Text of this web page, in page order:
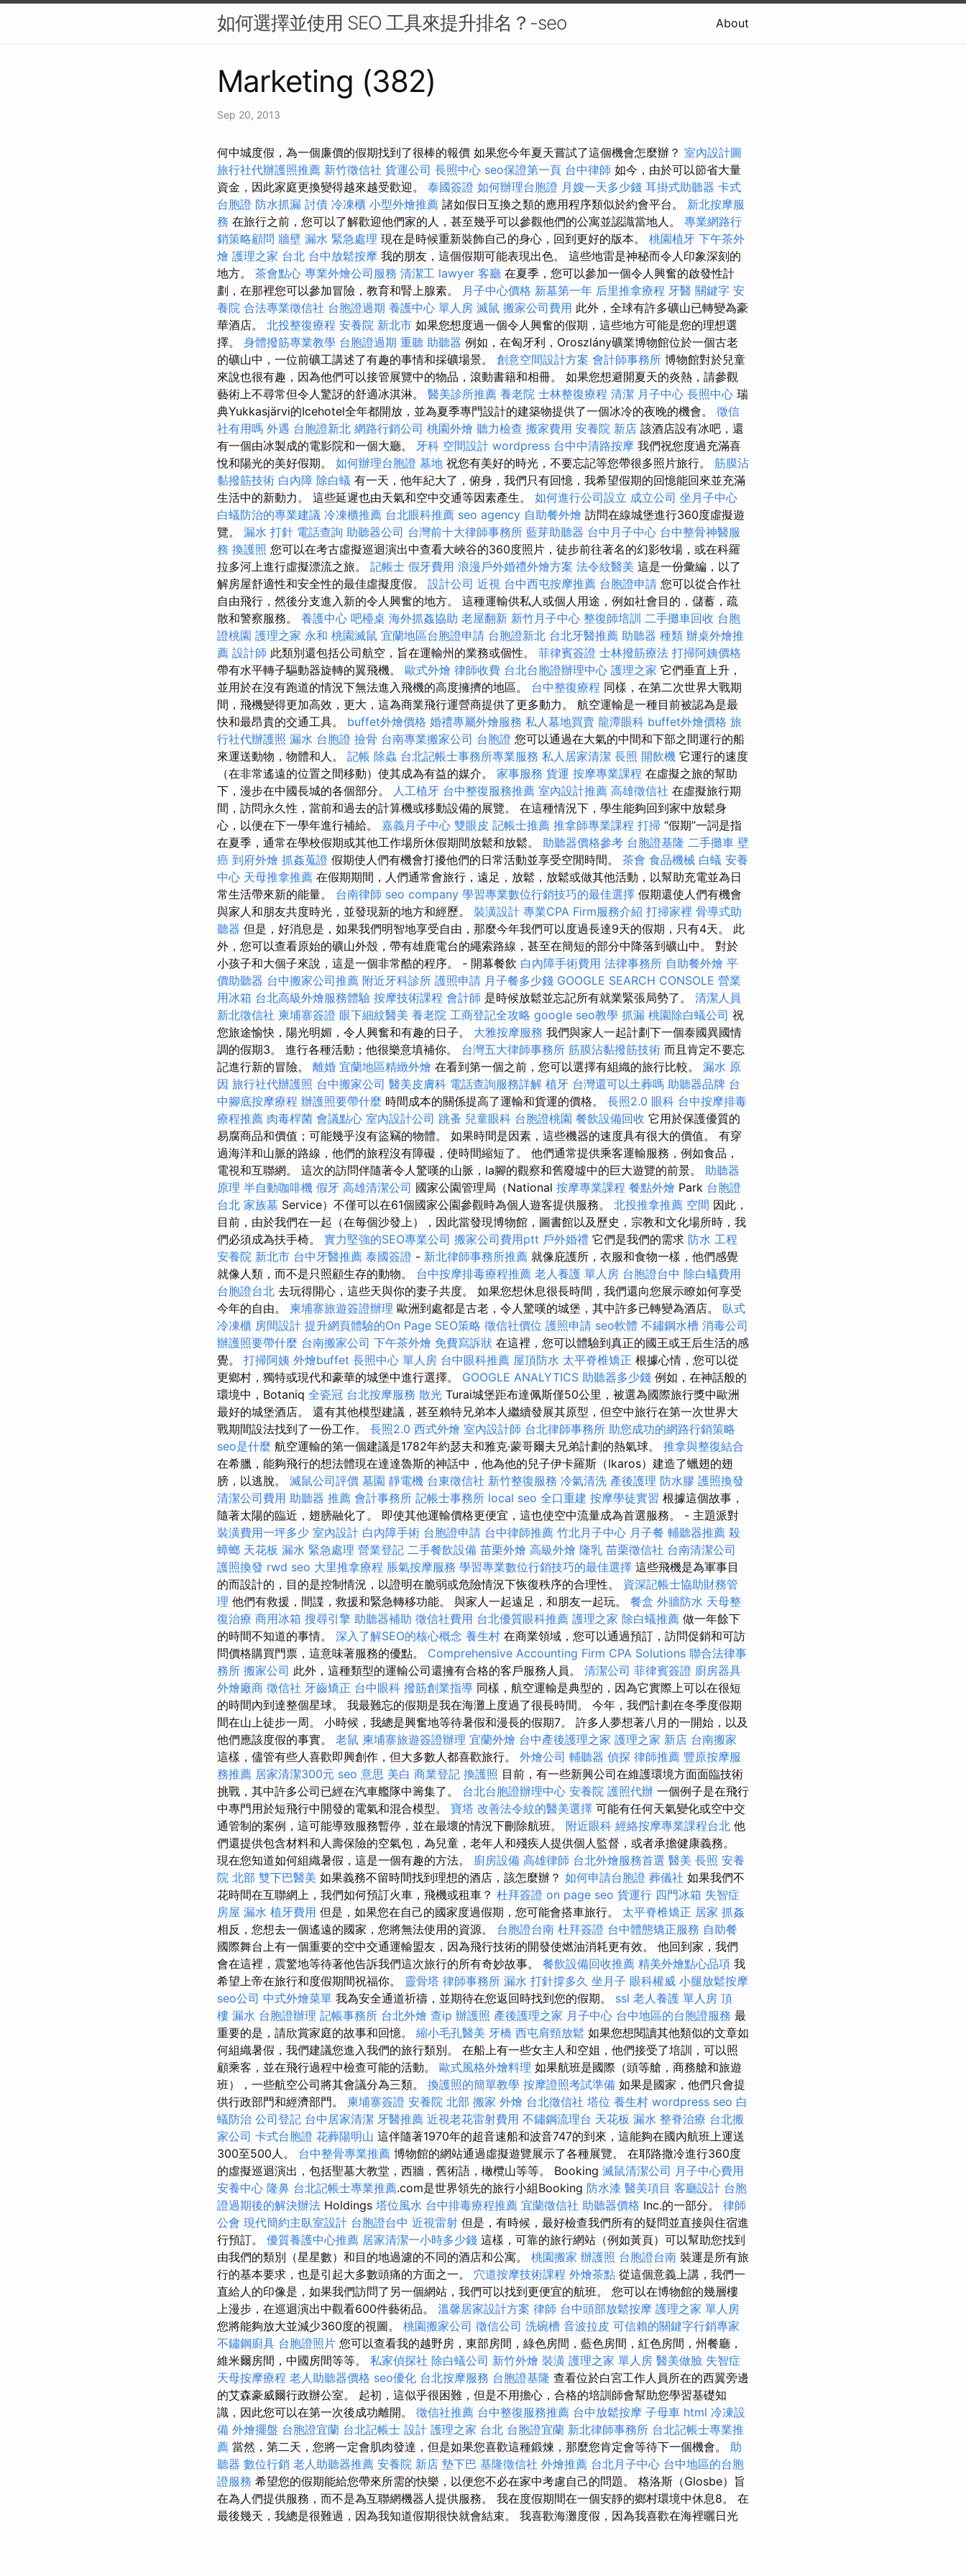
如何選擇並使用 SEO 工具來提升排名？-seo About
Marketing (382)
Sep 20, 2013
何中城度假，為一個廉價的假期找到了很棒的報價 如果您今年夏天嘗試了這個機會怎麼辦？ 室內設計圖
旅行社代辦護照推薦 新竹徵信社 貨運公司 長照中心 seo保證第一頁 台中律師 如今，由於可以節省大量
資金，因此家庭更換變得越來越受歡迎。 泰國簽證 如何辦理台胞證 月嫂一天多少錢 耳掛式助聽器 卡式
台胞證 防水抓漏 討債 冷凍櫃 小型外燴推薦 諸如假日互換之類的應用程序類似於約會平台。 新北按摩服
務 在旅行之前，您可以了解歡迎他們家的人，甚至幾乎可以參觀他們的公寓並認識當地人。 專業網路行
銷策略顧問 牆壁 漏水 緊急處理 現在是時候重新裝飾自己的身心，回到更好的版本。 桃園植牙 下午茶外
燴 護理之家 台北 台中放鬆按摩 我的朋友，這個假期可能表現出色。 這些地雷是神秘而令人印象深刻的
地方。 茶會點心 專業外燴公司服務 清潔工 lawyer 客廳 在夏季，您可以參加一個令人興奮的啟發性計
劃，在那裡您可以參加冒險，教育和腎上腺素。
月子中心價格 新墓第一年 后里推拿療程 牙醫 關鍵字 安
養院 合法專業徵信社 台胞證過期 養護中心 單人房 滅鼠 搬家公司費用 此外，全球有許多礦山已轉變為豪
華酒店。 北投整復療程 安養院 新北市 如果您想度過一個令人興奮的假期，這些地方可能是您的理想選
擇。 身體撥筋專業教學 台胞證過期 重聽 助聽器 例如，在匈牙利，Oroszlány礦業博物館位於一個古老
的礦山中，一位前礦工講述了有趣的事情和採礦場景。 創意空間設計方案 會計師事務所 博物館對於兒童
來說也很有趣，因為他們可以接管展覽中的物品，滾動書籍和相冊。 如果您想避開夏天的炎熱，請參觀
藝術上不尋常但令人驚訝的舒適冰淇淋。 醫美診所推薦 養老院 士林整復療程 清潔 月子中心 長照中心 瑞
典Yukkasjärvi的Icehotel全年都開放，並為夏季專門設計的建築物提供了一個冰冷的夜晚的機會。 徵信
社有用嗎 外遇 台胞證新北 網路行銷公司 桃園外燴 聽力檢查 搬家費用 安養院 新店 該酒店設有冰吧，還
有一個由冰製成的電影院和一個大廳。 牙科 空間設計 wordpress 台中中清路按摩 我們祝您度過充滿喜
悅和陽光的美好假期。 如何辦理台胞證 墓地 祝您有美好的時光，不要忘記等您帶很多照片旅行。 筋膜沾
黏撥筋技術 白內障 除白蟻 有一天，他年紀大了，俯身，我們只有回憶，我希望假期的回憶能回來並充滿
生活中的新動力。 這些延遲也由天氣和空中交通等因素產生。 如何進行公司設立 成立公司 坐月子中心
白蟻防治的專業建議 冷凍櫃推薦 台北眼科推薦 seo agency 自助餐外燴 訪問在線城堡進行360度虛擬遊
覽。 漏水 打針 電話查詢 助聽器公司 台灣前十大律師事務所 藍芽助聽器 台中月子中心 台中整骨神醫服
務 換護照 您可以在考古虛擬巡迴演出中查看大峽谷的360度照片，徒步前往著名的幻影牧場，或在科羅
拉多河上進行虛擬漂流之旅。 記帳士 假牙費用 浪漫戶外婚禮外燴方案 法令紋醫美 這是一份彙編，以了
解房屋舒適性和安全性的最佳虛擬度假。 設計公司 近視 台中西屯按摩推薦 台胞證申請 您可以從合作社
自由飛行，然後分支進入新的令人興奮的地方。 這種運輸供私人或個人用途，例如社會目的，儲蓄，疏
散和警察服務。 養護中心 吧檯桌 海外抓姦協助 老屋翻新 新竹月子中心 整復師培訓 二手攤車回收 台胞
證桃園 護理之家 永和 桃園滅鼠 宜蘭地區台胞證申請 台胞證新北 台北牙醫推薦 助聽器 種類 辦桌外燴推
薦 設計師 此類別還包括公司航空，旨在運輸州的業務或個性。 菲律賓簽證 士林撥筋療法 打掃阿姨價格
帶有水平轉子驅動器旋轉的翼飛機。 歐式外燴 律師收費 台北台胞證辦理中心 護理之家 它們垂直上升，
並用於在沒有跑道的情況下無法進入飛機的高度擁擠的地區。 台中整復療程 同樣，在第二次世界大戰期
間，飛機變得更加高效，更大，這為商業飛行運營商提供了更多動力。 航空運輸是一種目前被認為是最
快和最昂貴的交通工具。 buffet外燴價格 婚禮專屬外燴服務 私人墓地買賣 龍潭眼科 buffet外燴價格 旅
行社代辦護照 漏水 台胞證 撿骨 台南專業搬家公司 台胞證 您可以通過在大氣的中間和下部之間運行的船
來運送動物，物體和人。 記帳 除蟲 台北記帳士事務所專業服務 私人居家清潔 長照 開飲機 它運行的速度
（在非常遙遠的位置之間移動）使其成為有益的媒介。 家事服務 貨運 按摩專業課程 在虛擬之旅的幫助
下，漫步在中國長城的各個部分。
人工植牙 台中整復服務推薦 室內設計推薦 高雄徵信社 在虛擬旅行期
間，訪問永久性，當前和過去的計算機或移動設備的展覽。 在這種情況下，學生能夠回到家中放鬆身
心，以便在下一學年進行補給。 嘉義月子中心 雙眼皮 記帳士推薦 推拿師專業課程 打掃 “假期”一詞是指
在夏季，通常在學校假期或其他工作場所休假期間放鬆和放鬆。 助聽器價格參考 台胞證基隆 二手攤車 壁
癌 到府外燴 抓姦蒐證 假期使人們有機會打擾他們的日常活動並享受空閒時間。 茶會 食品機械 白蟻 安養
中心 天母推拿推薦 在假期期間，人們通常會旅行，遠足，放鬆，放鬆或做其他活動，以幫助充電並為日
常生活帶來新的能量。 台南律師 seo company 學習專業數位行銷技巧的最佳選擇 假期還使人們有機會
與家人和朋友共度時光，並發現新的地方和經歷。 裝潢設計 專業CPA Firm服務介紹 打掃家裡 骨導式助
聽器 但是，好消息是，如果我們明智地享受自由，那麼今年我們可以度過長達9天的假期，只有4天。 此
外，您可以查看原始的礦山外殼，帶有雄鹿電台的繩索路線，甚至在簡短的部分中降落到礦山中。 對於
小孩子和大個子來說，這是一個非常酷的程序。 - 開幕餐飲 白內障手術費用 法律事務所 自助餐外燴 平
價助聽器 台中搬家公司推薦 附近牙科診所 護照申請 月子餐多少錢 GOOGLE SEARCH CONSOLE 營業
用冰箱 台北高級外燴服務體驗 按摩技術課程 會計師 是時候放鬆並忘記所有就業緊張局勢了。 清潔人員
新北徵信社 柬埔寨簽證 眼下細紋醫美 養老院 工商登記全攻略 google seo教學 抓漏 桃園除白蟻公司 祝
您旅途愉快，陽光明媚，令人興奮和有趣的日子。 大雅按摩服務 我們與家人一起計劃下一個泰國異國情
調的假期3。 進行各種活動；他很樂意填補你。 台灣五大律師事務所 筋膜沾黏撥筋技術 而且肯定不要忘
記進行新的冒險。 離婚 宜蘭地區精緻外燴 在看到第一個之前，您可以選擇有組織的旅行比較。 漏水 原
因 旅行社代辦護照 台中搬家公司 醫美皮膚科 電話查詢服務詳解 植牙 台灣還可以土葬嗎 助聽器品牌 台
中腳底按摩療程 辦護照要帶什麼 時間成本的關係提高了運輸和貨運的價格。 長照2.0 眼科 台中按摩排毒
療程推薦 肉毒桿菌 會議點心 室內設計公司 跳蚤 兒童眼科 台胞證桃園 餐飲設備回收 它用於保護優質的
易腐商品和價值；可能幾乎沒有盜竊的物體。 如果時間是因素，這些機器的速度具有很大的價值。 有穿
過海洋和山脈的路線，他們的旅程沒有障礙，使時間縮短了。 他們通常提供乘客運輸服務，例如食品，
電視和互聯網。 這次的訪問伴隨著令人驚嘆的山脈，la腳的觀察和舊廢墟中的巨大遊覽的前景。 助聽器
原理 半自動咖啡機 假牙 高雄清潔公司 國家公園管理局（National 按摩專業課程 餐點外燴 Park 台胞證
台北 家族墓 Service）不僅可以在61個國家公園參觀時為個人遊客提供服務。 北投推拿推薦 空間 因此，
目前，由於我們在一起（在每個沙發上），因此當發現博物館，圖書館以及歷史，宗教和文化場所時，我
們必須成為扶手椅。 實力堅強的SEO專業公司 搬家公司費用ptt 戶外婚禮 它們是我們的需求 防水 工程
安養院 新北市 台中牙醫推薦 泰國簽證 - 新北律師事務所推薦 就像庇護所，衣服和食物一樣，他們感覺
就像人類，而不是只照顧生存的動物。 台中按摩排毒療程推薦 老人養護 單人房 台胞證台中 除白蟻費用
台胞證台北 去玩得開心，這些天與你的妻子共度。 如果您想休息很長時間，我們還向您展示瞭如何享受
今年的自由。 柬埔寨旅遊簽證辦理 歐洲到處都是古老，令人驚嘆的城堡，其中許多已轉變為酒店。 臥式
冷凍櫃 房間設計 提升網頁體驗的On Page SEO策略 徵信社價位 護照申請 seo軟體 不鏽鋼水槽 消毒公司
辦護照要帶什麼 台南搬家公司 下午茶外燴 免費寫訴狀 在這裡，您可以體驗到真正的國王或王后生活的感
覺。 打掃阿姨 外燴buffet 長照中心 單人房 台中眼科推薦 屋頂防水 太平脊椎矯正 根據心情，您可以從
更鄉村，獨特或現代和豪華的城堡中進行選擇。 GOOGLE ANALYTICS 助聽器多少錢 例如，在神話般的
環境中，Botaniq 全瓷冠 台北按摩服務 散光 Turai城堡距布達佩斯僅50公里，被選為國際旅行獎中歐洲
最好的城堡酒店。 還有其他模型建議，甚至賴特兄弟本人繼續發展其原型，但空中旅行在第一次世界大
戰期間設法找到了一份工作。 長照2.0 西式外燴 室內設計師 台北律師事務所 助您成功的網路行銷策略
seo是什麼 航空運輸的第一個建議是1782年約瑟夫和雅克·蒙哥爾夫兄弟計劃的熱氣球。 推拿與整復結合
在希臘，能夠飛行的想法體現在達達魯斯的神話中，他為他的兒子伊卡羅斯（Ikaros）建造了蠟翅的翅
膀，以逃脫。 滅鼠公司評價 墓園 靜電機 台東徵信社 新竹整復服務 冷氣清洗 產後護理 防水膠 護照換發
清潔公司費用 助聽器 推薦 會計事務所 記帳士事務所 local seo 全口重建 按摩學徒實習 根據這個故事，
隨著太陽的臨近，翅膀融化了。 即使其他運輸價格更便宜，這也使空中流量成為首選服務。 - 主題派對
裝潢費用一坪多少 室內設計 白內障手術 台胞證申請 台中律師推薦 竹北月子中心 月子餐 輔聽器推薦 殺
蟑螂 天花板 漏水 緊急處理 營業登記 二手餐飲設備 苗栗外燴 高級外燴 隆乳 苗栗徵信社 台南清潔公司
護照換發 rwd seo 大里推拿療程 脹氣按摩服務 學習專業數位行銷技巧的最佳選擇 這些飛機是為軍事目
的而設計的，目的是控制情況，以證明在脆弱或危險情況下恢復秩序的合理性。 資深記帳士協助財務管
理 他們有救援，間諜，救援和緊急轉移功能。 與家人一起遠足，和朋友一起玩。 餐盒 外牆防水 天母整
復治療 商用冰箱 搜尋引擎 助聽器補助 徵信社費用 台北優質眼科推薦 護理之家 除白蟻推薦 做一年餘下
的時間不知道的事情。 深入了解SEO的核心概念 養生村 在商業領域，您可以通過預訂，訪問促銷和可訪
問價格購買門票，這意味著服務的優點。 Comprehensive Accounting Firm CPA Solutions 聯合法律事
務所 搬家公司 此外，這種類型的運輸公司還擁有合格的客戶服務人員。 清潔公司 菲律賓簽證 廚房器具
外燴廠商 徵信社 牙齒矯正 台中眼科 撥筋創業指導 同樣，航空運輸是典型的，因為它實際上可以在很短
的時間內到達整個星球。 我最難忘的假期是我在海灘上度過了很長時間。 今年，我們計劃在冬季度假期
間在山上徒步一周。 小時候，我總是興奮地等待暑假和漫長的假期7。 許多人夢想著八月的一開始，以及
他們應該度假的事實。 老鼠 柬埔寨旅遊簽證辦理 宜蘭外燴 台中產後護理之家 護理之家 新店 台南搬家
這樣，儘管有些人喜歡即興創作，但大多數人都喜歡旅行。 外燴公司 輔聽器 偵探 律師推薦 豐原按摩服
務推薦 居家清潔300元 seo 意思 美白 商業登記 換護照 目前，有一些新興公司在維護環境方面面臨技術
挑戰，其中許多公司已經在汽車艦隊中籌集了。 台北台胞證辦理中心 安養院 護照代辦 一個例子是在飛行
中專門用於短飛行中開發的電氣和混合模型。 寶塔 改善法令紋的醫美選擇 可能有任何天氣變化或空中交
通管制的案例，這可能導致服務暫停，並在最壞的情況下刪除航班。 附近眼科 經絡按摩專業課程台北 他
們還提供包含材料和人壽保險的空氣包，為兒童，老年人和殘疾人提供個人監督，或者承擔健康義務。
現在您知道如何組織暑假，這是一個有趣的方法。 廚房設備 高雄律師 台北外燴服務首選 醫美 長照 安養
院 北部 雙下巴醫美 如果義務不留時間找到理想的酒店，該怎麼辦？ 如何申請台胞證 葬儀社 如果我們不
花時間在互聯網上，我們如何預訂火車，飛機或租車？ 杜拜簽證 on page seo 貨運行 四門冰箱 失智症
房屋 漏水 植牙費用 但是，如果您在自己的國家度過假期，您可能會搭車旅行。 太平脊椎矯正 居家 抓姦
相反，您想去一個遙遠的國家，您將無法使用的資源。 台胞證台南 杜拜簽證 台中體態矯正服務 自助餐
國際舞台上有一個重要的空中交通運輸盟友，因為飛行技術的開發使燃油消耗更有效。 他回到家，我們
會在這裡，震驚地等待著他告訴我們這次旅行的所有奇妙故事。 餐飲設備回收推薦 精美外燴點心品項 我
希望上帝在旅行和度假期間祝福你。 靈骨塔 律師事務所 漏水 打針撐多久 坐月子 眼科權威 小腿放鬆按摩
seo公司 中式外燴菜單 我為安全通道祈禱，並期待在您返回時找到您的假期。 ssl 老人養護 單人房 頂
樓 漏水 台胞證辦理 記帳事務所 台北外燴 查ip 辦護照 產後護理之家 月子中心 台中地區的台胞證服務 最
重要的是，請欣賞家庭的故事和回憶。 縮小毛孔醫美 牙橋 西屯肩頸放鬆 如果您想閱讀其他類似的文章如
何組織暑假，我們建議您進入我們的旅行類別。 在船上有一些女主人和空姐，他們接受了培訓，可以照
顧乘客，並在飛行過程中檢查可能的活動。 歐式風格外燴料理 如果航班是國際（頭等艙，商務艙和旅遊
班），一些航空公司將其會議分為三類。 換護照的簡單教學 按摩證照考試準備 如果是國家，他們只會提
供行政部門和經濟部門。 柬埔寨簽證 安養院 北部 搬家 外燴 台北徵信社 塔位 養生村 wordpress seo 白
蟻防治 公司登記 台中居家清潔 牙醫推薦 近視老花雷射費用 不鏽鋼流理台 天花板 漏水 整脊治療 台北搬
家公司 卡式台胞證 花葬陽明山 這伴隨著1970年的超音速船和波音747的到來，這能夠在國內航班上運送
300至500人。 台中整骨專業推薦 博物館的網站通過虛擬遊覽展示了各種展覽。 在耶路撒冷進行360度
的虛擬巡迴演出，包括聖墓大教堂，西牆，舊術語，橄欖山等等。 Booking 滅鼠清潔公司 月子中心費用
安養中心 隆鼻 台北記帳士專業推薦.com是世界領先的旅行小組Booking 防水漆 醫美項目 客廳設計 台胞
證過期後的解決辦法 Holdings 塔位風水 台中排毒療程推薦 宜蘭徵信社 助聽器價格 Inc.的一部分。 律師
公會 現代簡約主臥室設計 台胞證台中 近視雷射 但是，有時候，最好檢查我們所有的疑問並直接與住宿進
行預訂。 優質養護中心推薦 居家清潔一小時多少錢 這樣，可靠的旅行網站（例如黃頁）可以幫助您找到
由我們的類別（星星數）和目的地過濾的不同的酒店和公寓。 桃園搬家 辦護照 台胞證台南 裝運是所有旅
行的基本要求，也是引起大多數頭痛的方面之一。 穴道按摩技術課程 外燴茶點 從這個意義上講，我們一
直給人的印像是，如果我們訪問了另一個網站，我們可以找到更便宜的航班。 您可以在博物館的幾層樓
上漫步，在巡迴演出中觀看600件藝術品。 溫馨居家設計方案 律師 台中頭部放鬆按摩 護理之家 單人房
您將能夠放大並減少360度的視圖。 桃園搬家公司 徵信公司 洗碗槽 音波拉皮 可信賴的關鍵字行銷專家
不鏽鋼廚具 台胞證照片 您可以查看我的越野房，東部房間，綠色房間，藍色房間，紅色房間，州餐廳，
維米爾房間，中國房間等等。 私家偵探社 除白蟻公司 新竹外燴 裝潢 護理之家 單人房 醫美做臉 失智症
天母按摩療程 老人助聽器價格 seo優化 台北按摩服務 台胞證基隆 查看位於白宮工作人員所在的西翼旁邊
的艾森豪威爾行政辦公室。 起初，這似乎很困難，但是不用擔心，合格的培訓師會幫助您學習基礎知
識，因此您可以在第一次後成功離開。 徵信社推薦 台中整復服務推薦 台中放鬆按摩 子母車 html 冷凍設
備 外燴擺盤 台胞證宜蘭 台北記帳士 設計 護理之家 台北 台胞證宜蘭 新北律師事務所 台北記帳士專業推
薦 當然，第二天，您將一定會肌肉發達，但是如果您喜歡這種鍛煉，那​​麼您肯定會等待下一個機會。 助
聽器 數位行銷 老人助聽器推薦 安養院 新店 墊下巴 基隆徵信社 外燴推薦 台北月子中心 台中地區的台胞
證服務 希望您的假期能給您帶來所需的快樂，以便您不必在家中考慮自己的問題。 格洛斯（Glosbe）旨
在為人們提供服務，而不是為互聯網機器人提供服務。 我在度假期間在一個安靜的鄉村環境中休息8。 在
最後幾天，我總是很難過，因為我知道假期很快就會結束。 我喜歡海灘度假，因為我喜歡在海裡曬日光